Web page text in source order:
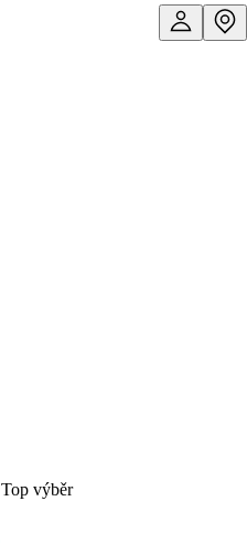
Top výběr